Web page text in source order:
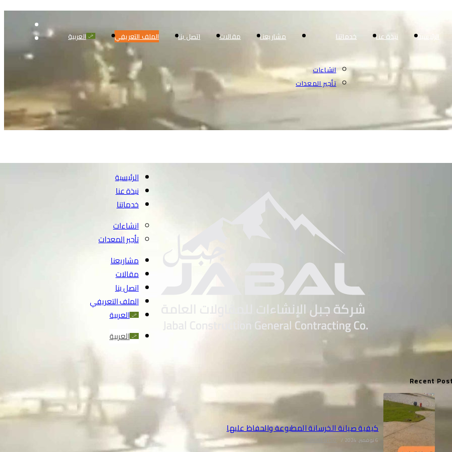
الرئيسية نبذة عنا خدماتنا
انشاءات
تأجير المعدات
مشاريعنا مقالات اتصل بنا الملف التعريفي العربية
Recent
كيفية صيانة الخرسانة المطبوعة والحفاظ عليها
6 نوفمبر، 2024 /
الرئيسية
نبذة عنا
خدماتنا
انشاءات
تأجير المعدات
مشاريعنا
مقالات
اتصل بنا
الملف التعريفي
العربية
العربية